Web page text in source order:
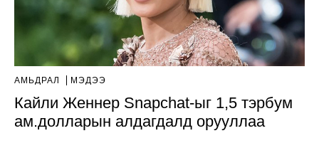
АМЬДРАЛ МЭДЭЭ
Кайли Женнер Snapchat-ыг 1,5 тэрбум
ам.долларын алдагдалд орууллаа